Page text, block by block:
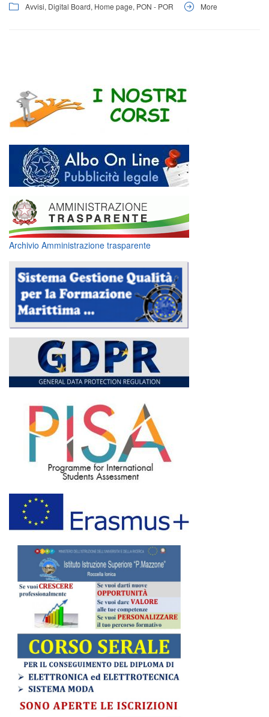
Avvisi, Digital Board, Home page, PON - POR More
Archivio Amministrazione trasparente